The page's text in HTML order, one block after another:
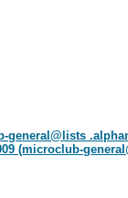
general@lists
(microclub-